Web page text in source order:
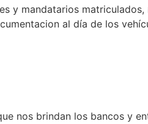
y mandatarios
al día de los
nos brindan los bancos y